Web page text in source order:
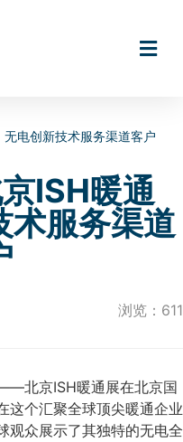
电创新技术服务渠道客户
ISH暖通
术服务渠道
浏览：611
北京ISH暖通展在北京国
这个汇聚全球顶尖暖通企业
观众展示了其独特的无电全